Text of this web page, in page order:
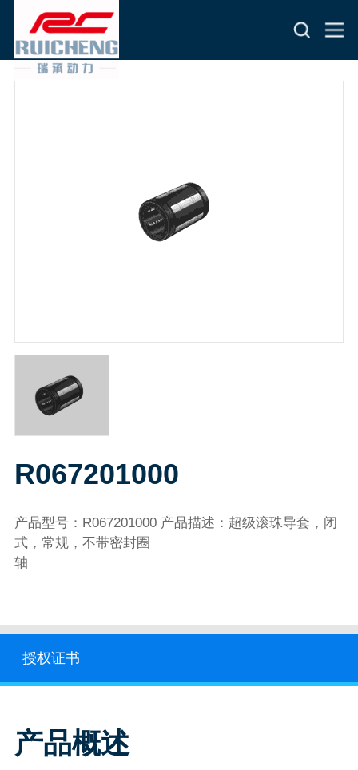
R067201000
产品型号：R067201000 产品描述：超级滚珠导套，闭
式，常规，不带密封圈
轴
授权证书
产品概述